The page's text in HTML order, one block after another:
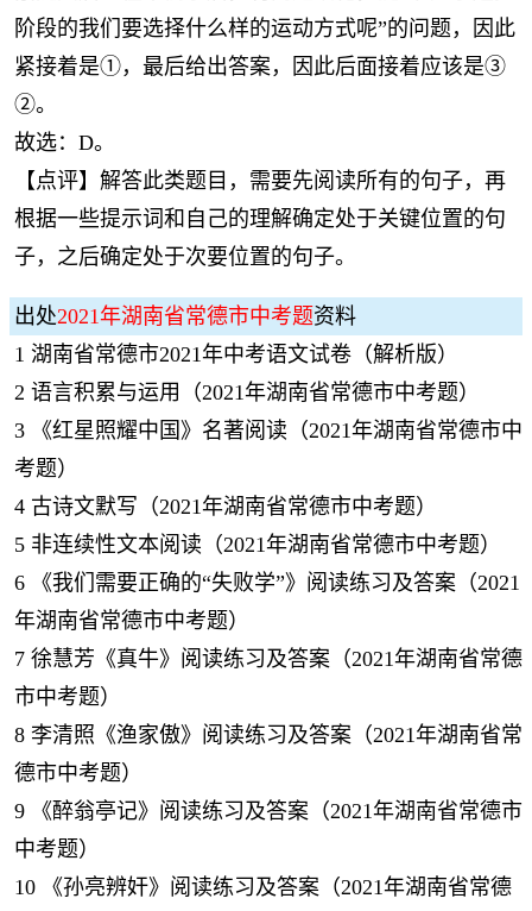
阶段的我们要选择什么样的运动方式呢”的问题，因此
紧接着是①，最后给出答案，因此后面接着应该是③
②。
故选：D。
【点评】解答此类题目，需要先阅读所有的句子，再
根据一些提示词和自己的理解确定处于关键位置的句
子，之后确定处于次要位置的句子。
出处2021年湖南省常德市中考题资料
1 湖南省常德市2021年中考语文试卷（解析版）
2 语言积累与运用（2021年湖南省常德市中考题）
3
《红星照耀中国》名著阅读（2021年湖南省常德市中
考题）
4 古诗文默写（2021年湖南省常德市中考题）
5 非连续性文本阅读（2021年湖南省常德市中考题）
6
《我们需要正确的“失败学”》阅读练习及答案（2021
年湖南省常德市中考题）
7 徐慧芳《真牛》阅读练习及答案（2021年湖南省常德
市中考题）
8 李清照《渔家傲》阅读练习及答案（2021年湖南省常
德市中考题）
9
《醉翁亭记》阅读练习及答案（2021年湖南省常德市
中考题）
10
《孙亮辨奸》阅读练习及答案（2021年湖南省常德